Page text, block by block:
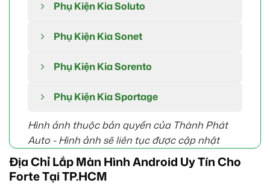
Phụ Kiện Kia Soluto
Phụ Kiện Kia Sonet
Phụ Kiện Kia Sorento
Phụ Kiện Kia Sportage
Hình ảnh thuộc bản quyền của Thành Phát
Auto -Hình ảnh sẽ liên tục được cập nhật
Địa Chỉ Lắp Màn Hình Android Uy Tín Cho
Forte Tại TP.HCM